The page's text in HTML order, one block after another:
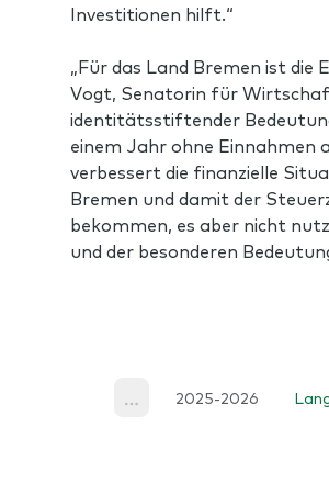
Investitionen hilft.“
„Für das Land Bremen ist
Vogt, Senatorin für
identitätsstiftender
einem Jahr ohne Einnahmen
verbessert die finanzielle
Bremen und damit der
bekommen, es aber nicht
und der besonderen
2025-2026